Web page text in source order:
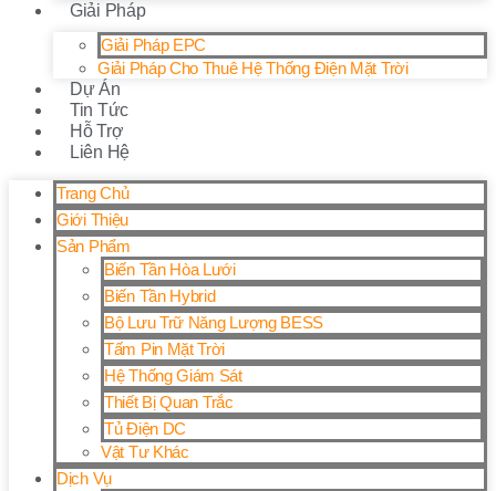
Giải Pháp
Giải Pháp EPC
Giải Pháp Cho Thuê Hệ Thống Điện Mặt Trời
Dự Án
Tin Tức
Hỗ Trợ
Liên Hệ
Trang Chủ
Giới Thiệu
Sản Phẩm
Biến Tần Hòa Lưới
Biến Tần Hybrid
Bộ Lưu Trữ Năng Lượng BESS
Tấm Pin Mặt Trời
Hệ Thống Giám Sát
Thiết Bị Quan Trắc
Tủ Điện DC
Vật Tư Khác
Dịch Vụ